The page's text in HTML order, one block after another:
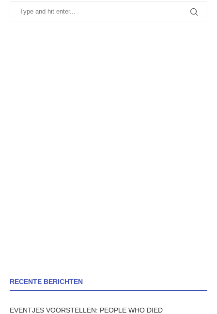
RECENTE BERICHTEN
EVENTJES VOORSTELLEN: PEOPLE WHO DIED